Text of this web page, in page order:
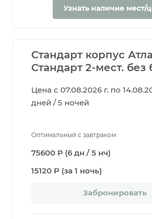
Узнать наличие мест/
Стандарт корпус
Стандарт 2-мест. без
Цена с 07.08.2026 г. по
дней / 5 ночей
Оптимальный с завтраком
75600 Р (6 дн / 5 нч)
15120 Р (за 1 ночь)
Забронировать